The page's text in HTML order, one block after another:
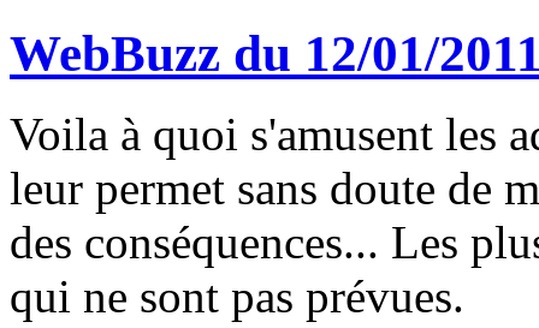
WebBuzz du 12/01/
Voila à quoi s'amusent les
leur permet sans doute de
des conséquences... Les
qui ne sont pas prévues.